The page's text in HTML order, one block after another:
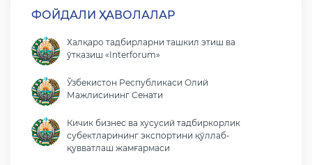
ФОЙДАЛИ ҲАВОЛАЛАР
Халқаро тадбирларни ташкил этиш ва
ўтказиш «Interforum»
Ўзбекистон Республикаси Олий
Мажлисининг Сенати
Кичик бизнес ва хусусий тадбиркорлик
субектларининг экспортини қўллаб-
қувватлаш жамғармаси